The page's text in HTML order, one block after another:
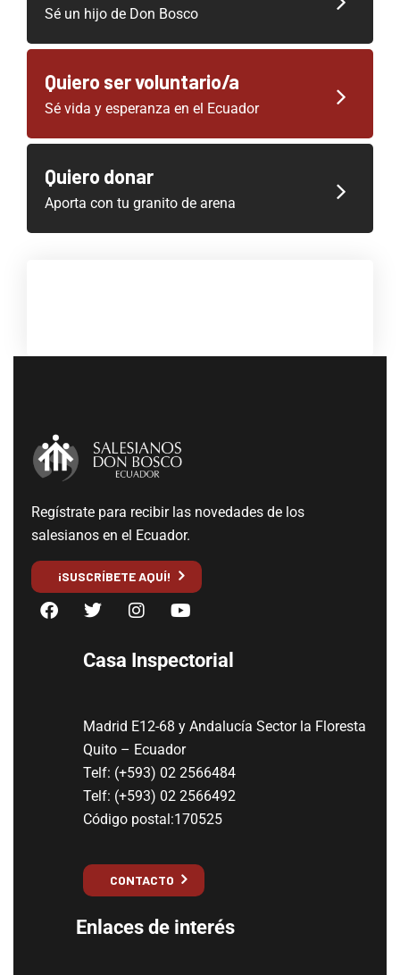
Sé un hijo de Don Bosco
Quiero ser voluntario/a
Sé vida y esperanza en el Ecuador
Quiero donar
Aporta con tu granito de arena
Regístrate para recibir las novedades de los
salesianos en el Ecuador.
¡SUSCRÍBETE AQUÍ!
Casa Inspectorial
Madrid E12-68 y Andalucía Sector la Floresta
Quito – Ecuador
Telf: (+593) 02 2566484
Telf: (+593) 02 2566492
Código postal:170525
CONTACTO
Enlaces de interés